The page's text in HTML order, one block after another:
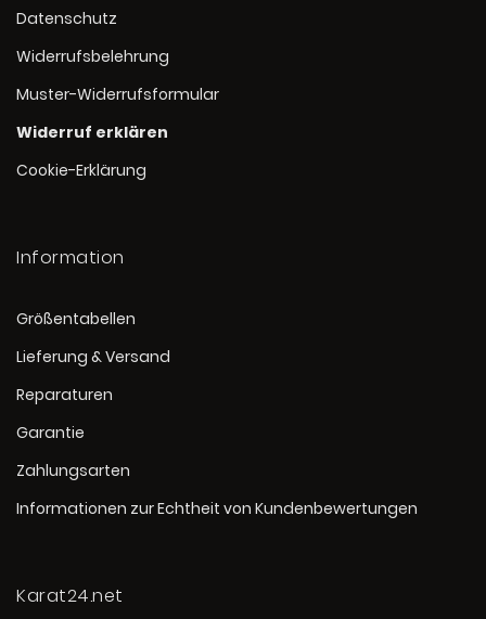
Datenschutz
Widerrufsbelehrung
Muster-Widerrufsformular
Widerruf erklären
Cookie-Erklärung
Information
Größentabellen
Lieferung & Versand
Reparaturen
Garantie
Zahlungsarten
Informationen zur Echtheit von Kundenbewertungen
Karat24.net